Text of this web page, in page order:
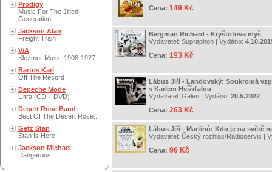
Prodigy
Music For The Jilted
Generation
Jackson Alan
Freight Train
V/A
Klezmer Music 1908-1927
Bartos Karl
Off The Record
Depeche Mode
Ultra (CD + DVD)
Desert Rose Band
Best Of The Desert Rose..
Getz Stan
Stan Is Here
Jackson Michael
Dangerous
Cena: 149 Kč
Bergman Richard - Kryštofova myš
Vydavatel: Supraphon | Vydáno:
Cena: 193 Kč
Lábus Jiří - Landovský: Soukromá
s Karlem Hvížďalou
Vydavatel: Galen | Vydáno: 20.5.2022
Cena: 263 Kč
Lábus Jiří - Martinů: Kdo je na světě
Vydavatel: Český rozhlas/Radioservis |
Cena: 96 Kč